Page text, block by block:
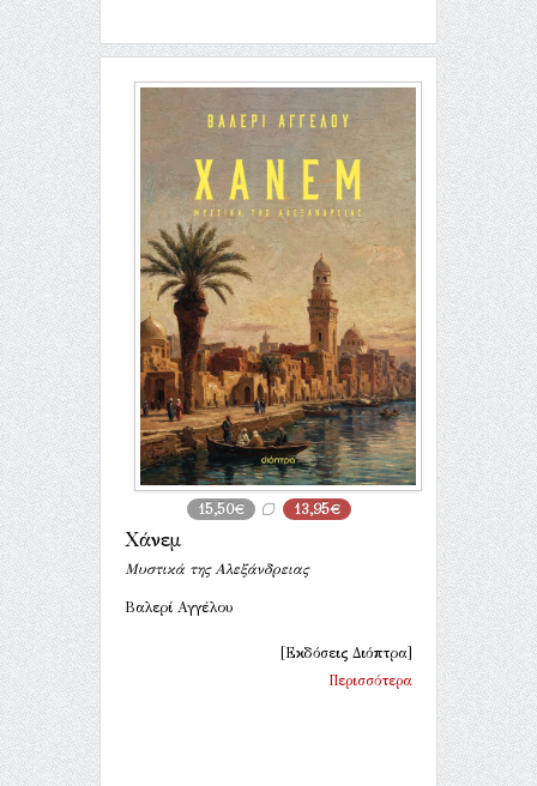
15,50€ 13,95€
Χάνεμ
Μυστικά της Αλεξάνδρειας
Βαλερί Αγγέλου
[Εκδόσεις Διόπτρα]
Περισσότερα